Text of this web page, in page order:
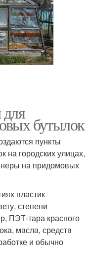
бутылок
пункты
на городских улицах,
на придомовых
пластик
степени
ПЭТ-тара красного
масла, средств
и обычно